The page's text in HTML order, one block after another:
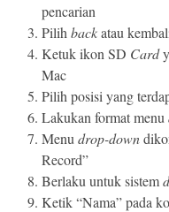
pencarian
Pilih backatau
Ketuk ikon SD Card
Mac
Pilih posisi yang
Lakukan format menu
Menu drop-down
Record”
Berlaku untuk sistem
Ketik “Nama” pada